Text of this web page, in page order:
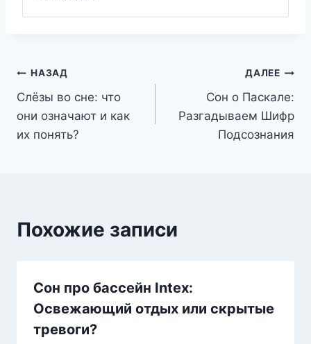
Навигация
по
записям
НАЗАД
Слёзы во сне: что
они означают и как
их понять?
ДАЛЕЕ
Сон о Паскале:
Разгадываем Шифр
Подсознания
Похожие записи
Сон про бассейн Intex:
Освежающий отдых или скрытые
тревоги?